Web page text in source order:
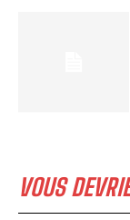
VOUS